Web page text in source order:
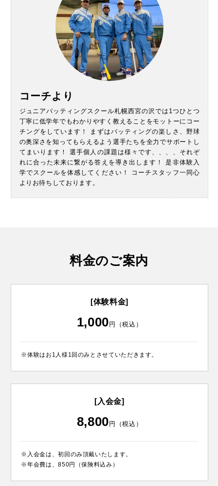
コーチより
ジュニアバッティングスクール札幌西宮の沢では1つひとつ
丁寧に低学年でもわかりやすく教えることをモットーにコー
チングをしています！ まずはバッティングの楽しさ、野球
の奥深さを知ってもらえるよう選手たちを全力でサポートし
てまいります！ 選手個人の課題は様々です、、、、それぞ
れに合った未来に繋がる答えを導き出します！ 是非体験入
学でスクールを体感してください！ コーチスタッフ一同心
よりお待ちしております。
料金のご案内
[体験料金]
1,000円（税込）
※体験はお1人様1回のみとさせていただきます。
[入会金]
8,800円（税込）
※入会金は、初回のみ頂戴いたします。
※年会費は、850円（保険料込み）